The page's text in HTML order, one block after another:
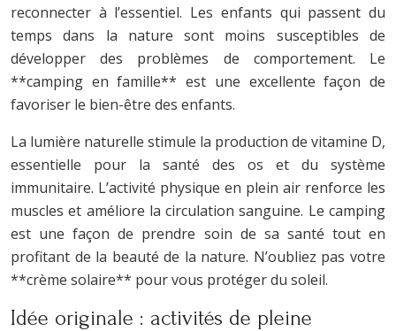
reconnecter à l’essentiel. Les enfants qui passent du
temps dans la nature sont moins susceptibles de
développer des problèmes de comportement. Le
**camping en famille** est une excellente façon de
favoriser le bien-être des enfants.
La lumière naturelle stimule la production de vitamine D,
essentielle pour la santé des os et du système
immunitaire. L’activité physique en plein air renforce les
muscles et améliore la circulation sanguine. Le camping
est une façon de prendre soin de sa santé tout en
profitant de la beauté de la nature. N’oubliez pas votre
**crème solaire** pour vous protéger du soleil.
Idée originale : activités de pleine